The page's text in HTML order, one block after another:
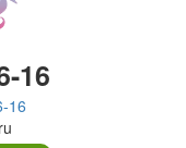
16
16